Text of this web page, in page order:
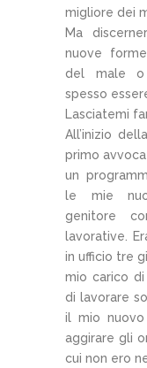
migliore dei
Ma
nuove
del male
spesso
Lasciatemi
All’inizio
primo
un
le mie
genitore
lavorative.
in ufficio tre
mio carico
di lavorare
il mio nuovo
aggirare gli
cui non ero